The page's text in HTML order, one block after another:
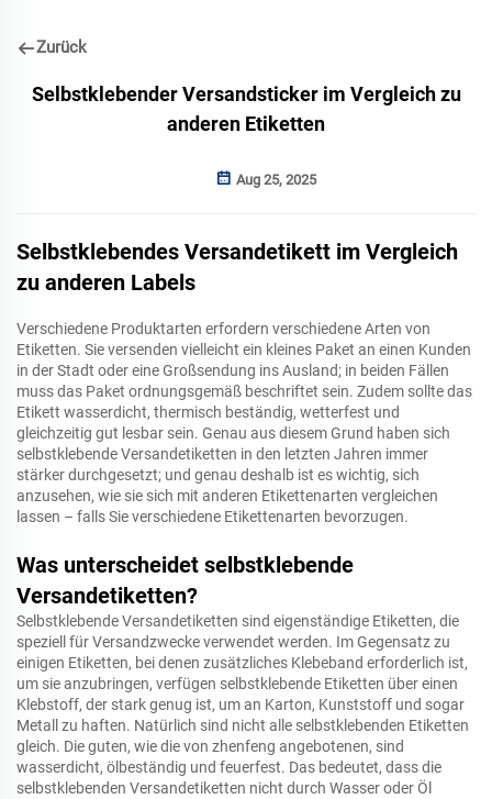
Zurück
Selbstklebender Versandsticker im Vergleich zu
anderen Etiketten
Aug 25, 2025
Selbstklebendes Versandetikett im Vergleich
zu anderen Labels
Verschiedene Produktarten erfordern verschiedene Arten von
Etiketten. Sie versenden vielleicht ein kleines Paket an einen Kunden
in der Stadt oder eine Großsendung ins Ausland; in beiden Fällen
muss das Paket ordnungsgemäß beschriftet sein. Zudem sollte das
Etikett wasserdicht, thermisch beständig, wetterfest und
gleichzeitig gut lesbar sein. Genau aus diesem Grund haben sich
selbstklebende Versandetiketten in den letzten Jahren immer
stärker durchgesetzt; und genau deshalb ist es wichtig, sich
anzusehen, wie sie sich mit anderen Etikettenarten vergleichen
lassen – falls Sie verschiedene Etikettenarten bevorzugen.
Was unterscheidet selbstklebende
Versandetiketten?
Selbstklebende Versandetiketten sind eigenständige Etiketten, die
speziell für Versandzwecke verwendet werden. Im Gegensatz zu
einigen Etiketten, bei denen zusätzliches Klebeband erforderlich ist,
um sie anzubringen, verfügen selbstklebende Etiketten über einen
Klebstoff, der stark genug ist, um an Karton, Kunststoff und sogar
Metall zu haften. Natürlich sind nicht alle selbstklebenden Etiketten
gleich. Die guten, wie die von zhenfeng angebotenen, sind
wasserdicht, ölbeständig und feuerfest. Das bedeutet, dass die
selbstklebenden Versandetiketten nicht durch Wasser oder Öl